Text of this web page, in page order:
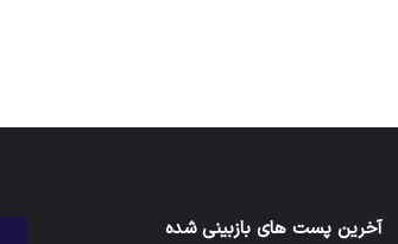
آخرین پست های بازبینی شده
شبکه